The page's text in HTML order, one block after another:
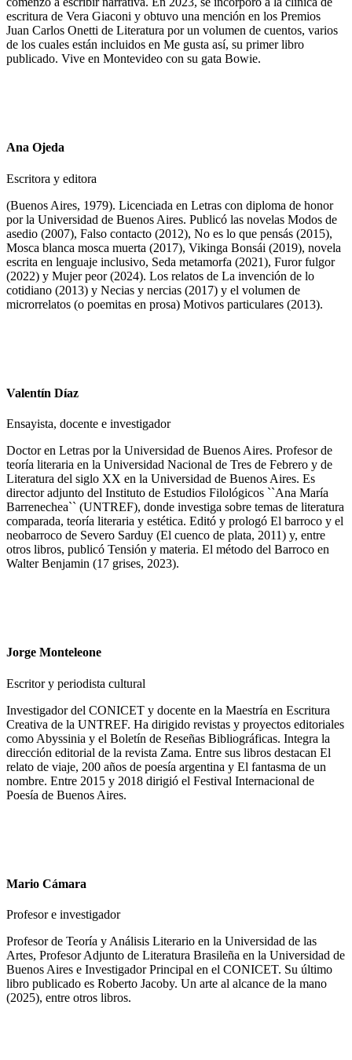
escritura de Vera Giaconi y obtuvo una mención en los Premios
Juan Carlos Onetti de Literatura por un volumen de cuentos, varios
de los cuales están incluidos en Me gusta así, su primer libro
publicado. Vive en Montevideo con su gata Bowie.
Ana Ojeda
Escritora y editora
(Buenos Aires, 1979). Licenciada en Letras con diploma de honor
por la Universidad de Buenos Aires. Publicó las novelas Modos de
asedio (2007), Falso contacto (2012), No es lo que pensás (2015),
Mosca blanca mosca muerta (2017), Vikinga Bonsái (2019), novela
escrita en lenguaje inclusivo, Seda metamorfa (2021), Furor fulgor
(2022) y Mujer peor (2024). Los relatos de La invención de lo
cotidiano (2013) y Necias y nercias (2017) y el volumen de
microrrelatos (o poemitas en prosa) Motivos particulares (2013).
Valentín Díaz
Ensayista, docente e investigador
Doctor en Letras por la Universidad de Buenos Aires. Profesor de
teoría literaria en la Universidad Nacional de Tres de Febrero y de
Literatura del siglo XX en la Universidad de Buenos Aires. Es
director adjunto del Instituto de Estudios Filológicos ``Ana María
Barrenechea`` (UNTREF), donde investiga sobre temas de literatura
comparada, teoría literaria y estética. Editó y prologó El barroco y el
neobarroco de Severo Sarduy (El cuenco de plata, 2011) y, entre
otros libros, publicó Tensión y materia. El método del Barroco en
Walter Benjamin (17 grises, 2023).
Jorge Monteleone
Escritor y periodista cultural
Investigador del CONICET y docente en la Maestría en Escritura
Creativa de la UNTREF. Ha dirigido revistas y proyectos editoriales
como Abyssinia y el Boletín de Reseñas Bibliográficas. Integra la
dirección editorial de la revista Zama. Entre sus libros destacan El
relato de viaje, 200 años de poesía argentina y El fantasma de un
nombre. Entre 2015 y 2018 dirigió el Festival Internacional de
Poesía de Buenos Aires.
Mario Cámara
Profesor e investigador
Profesor de Teoría y Análisis Literario en la Universidad de las
Artes, Profesor Adjunto de Literatura Brasileña en la Universidad de
Buenos Aires e Investigador Principal en el CONICET. Su último
libro publicado es Roberto Jacoby. Un arte al alcance de la mano
(2025), entre otros libros.